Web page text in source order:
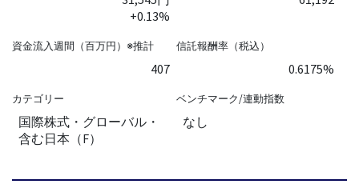
+0.13%
資金流入週間（百万円）※推計
407
信託報酬率（税込）
0.6175%
カテゴリー
国際株式・グローバル・
含む日本（F）
ベンチマーク/連動指数
なし